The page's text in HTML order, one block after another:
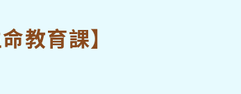
教育課】